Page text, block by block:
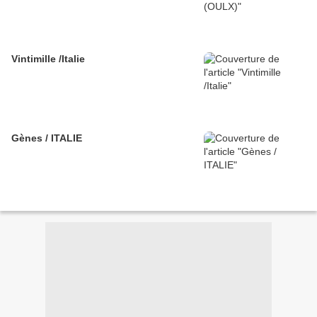
Vintimille /Italie
Gènes / ITALIE